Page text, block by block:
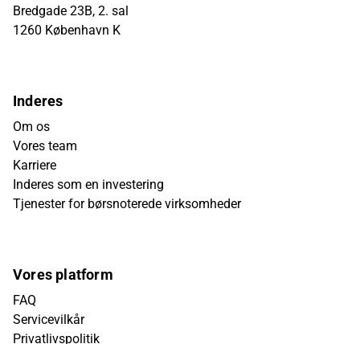
Bredgade 23B, 2. sal
1260 København K
Inderes
Om os
Vores team
Karriere
Inderes som en investering
Tjenester for børsnoterede virksomheder
Vores platform
FAQ
Servicevilkår
Privatlivspolitik